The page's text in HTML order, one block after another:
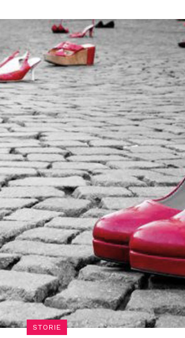
STORIE